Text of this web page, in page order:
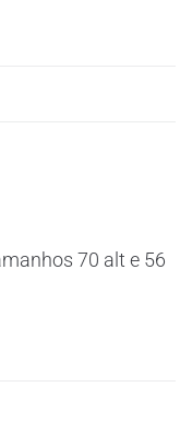
70 alt e 56